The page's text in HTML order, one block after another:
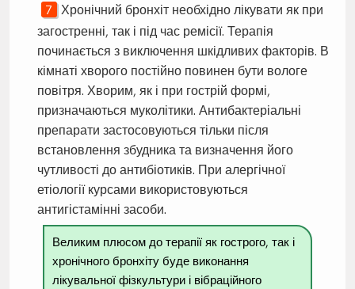
Хронічний бронхіт необхідно лікувати як при
загостренні, так і під час ремісії. Терапія
починається з виключення шкідливих факторів. В
кімнаті хворого постійно повинен бути вологе
повітря. Хворим, як і при гострій формі,
призначаються муколітики. Антибактеріальні
препарати застосовуються тільки після
встановлення збудника та визначення його
чутливості до антибіотиків. При алергічної
етіології курсами використовуються
антигістамінні засоби.
Великим плюсом до терапії як гострого, так і
хронічного бронхіту буде виконання
лікувальної фізкультури і вібраційного